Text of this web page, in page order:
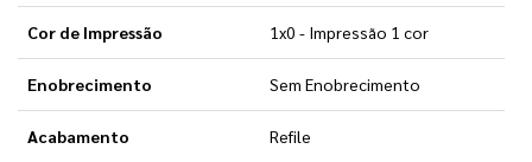
Cor de Impressão 1x0 - Impressão 1 cor
Enobrecimento Sem Enobrecimento
Acabamento Refile